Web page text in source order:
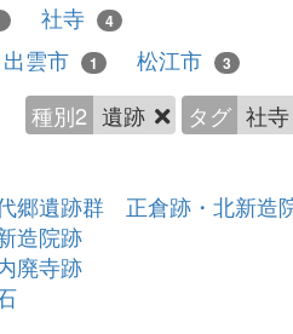
社寺 4
出雲市 1 松江市 3
種別2 遺跡 タグ 社
郷遺跡群 正倉跡・北新造
造院跡
廃寺跡